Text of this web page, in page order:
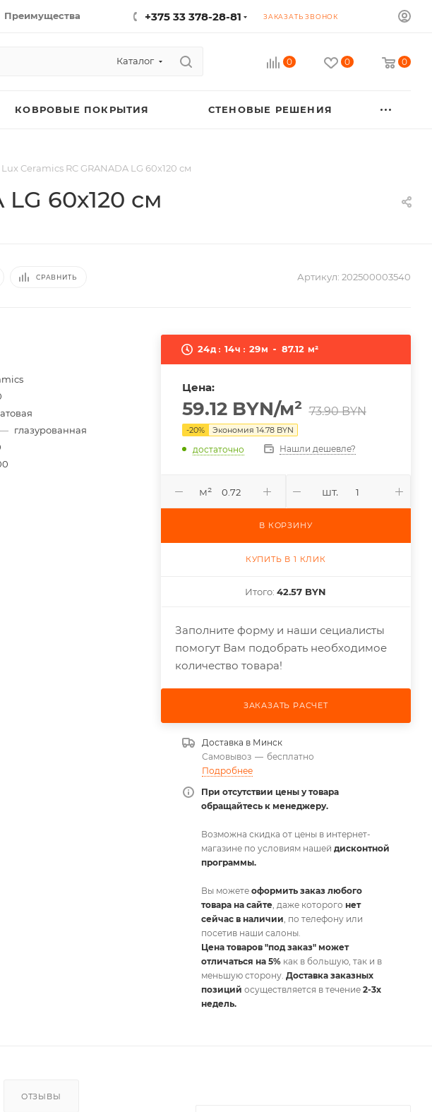
Преимущества +375 33 378-28-81 ЗАКАЗАТЬ ЗВОНОК
Каталог 0 0 0
КОВРОВЫЕ ПОКРЫТИЯ СТЕНОВЫЕ РЕШЕНИЯ
Ceramics RC GRANADA LG 60х120 см
60х120 см
СРАВНИТЬ Артикул: 202500003540
— глазурованная
24д 14ч 29м 87.12 м²
Цена:
59.12BYN/м² 73.90BYN
-20% Экономия 14.78BYN
достаточно Нашли дешевле?
м² шт.
В КОРЗИНУ
КУПИТЬ В 1 КЛИК
Итого:42.57 BYN
Заполните форму и наши сециалисты
помогут Вам подобрать необходимое
количество товара!
ЗАКАЗАТЬ РАСЧЕТ
Доставка в Минск
Самовывоз — бесплатно
Подробнее
При отсутствии цены у товара
обращайтесь к менеджеру.
Возможна скидка от цены в интернет-
магазине по условиям нашей дисконтной
программы.
Вы можете оформить заказ любого
товара на сайте, даже которого нет
сейчас в наличии, по телефону или
посетив наши салоны.
Цена товаров "под заказ" может
отличаться на 5%как в большую, так и в
меньшую сторону. Доставка заказных
позиций осуществляется в течение 2-3х
недель.
ОТЗЫВЫ